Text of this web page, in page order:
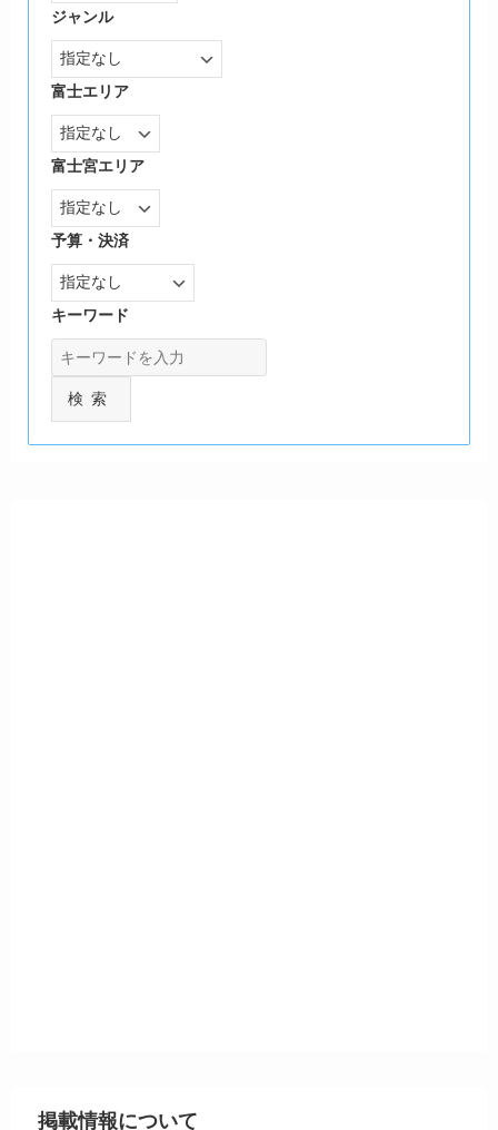
ジャンル
富士エリア
富士宮エリア
予算・決済
キーワード
検索
掲載情報について